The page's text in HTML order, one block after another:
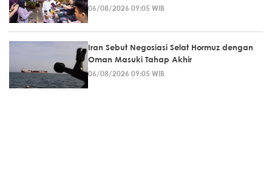
06/08/2026 09:05 WIB
Iran Sebut Negosiasi Selat Hormuz dengan
Oman Masuki Tahap Akhir
06/08/2026 09:05 WIB